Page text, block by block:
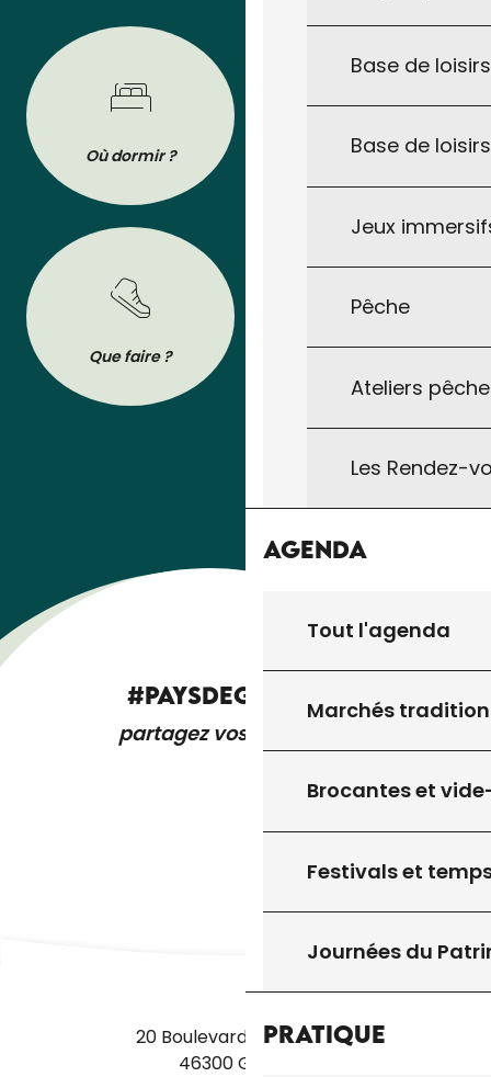
Base de
Base de
Jeux
Pêche
Ateliers
Les Rendez-
Agenda
Tout l'agenda
Marchés
Brocantes et
Festivals et
Journées du
Pratique
Où dormir ? Où manger ?
Que faire ?
BROCHURES
Tout pour préparer votre séjour : les
brochures de l’Office de Tourisme à
#PAYSDEGOURDON
partagez vos expériences
20 Boulevard des Martyrs
46300 Gourdon